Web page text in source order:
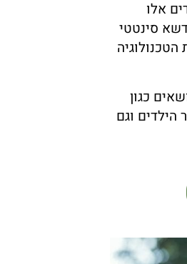
אלו
סינטטי
כגון
וגם